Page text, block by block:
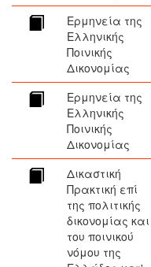
Ερμηνεία της
Ελληνικής
Ποινικής
Δικονομίας
Ερμηνεία της
Ελληνικής
Ποινικής
Δικονομίας
Δικαστική
Πρακτική επί
της πολιτικής
δικονομίας και
του ποινικού
νόμου της